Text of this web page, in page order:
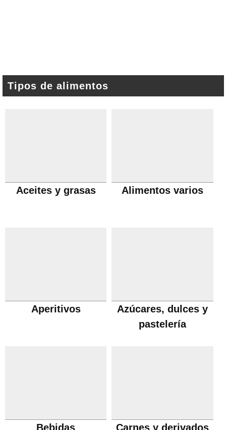
Tipos de alimentos
Aceites y grasas Alimentos varios
Aperitivos
Azúcares, dulces y
pastelería
Bebidas Carnes y derivados